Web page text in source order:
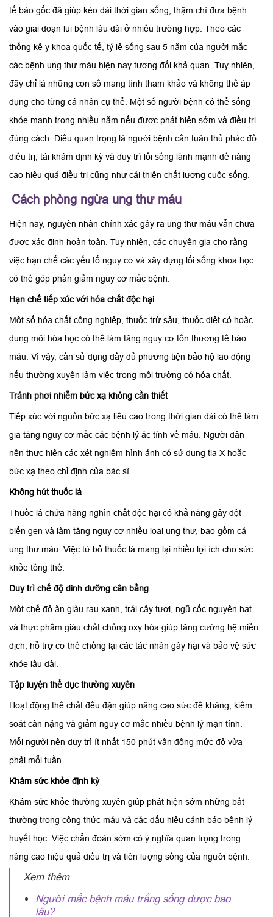
tế bào gốc đã giúp kéo dài thời gian sống, thậm chí đưa bệnh
vào giai đoạn lui bệnh lâu dài ở nhiều trường hợp. Theo các
thống kê y khoa quốc tế, tỷ lệ sống sau 5 năm của người mắc
các bệnh ung thư máu hiện nay tương đối khả quan. Tuy nhiên,
đây chỉ là những con số mang tính tham khảo và không thể áp
dụng cho từng cá nhân cụ thể. Một số người bệnh có thể sống
khỏe mạnh trong nhiều năm nếu được phát hiện sớm và điều trị
đúng cách. Điều quan trọng là người bệnh cần tuân thủ phác đồ
điều trị, tái khám định kỳ và duy trì lối sống lành mạnh để nâng
cao hiệu quả điều trị cũng như cải thiện chất lượng cuộc sống.
Cách phòng ngừa ung thư máu
Hiện nay, nguyên nhân chính xác gây ra ung thư máu vẫn chưa
được xác định hoàn toàn. Tuy nhiên, các chuyên gia cho rằng
việc hạn chế các yếu tố nguy cơ và xây dựng lối sống khoa học
có thể góp phần giảm nguy cơ mắc bệnh.
Hạn chế tiếp xúc với hóa chất độc hại
Một số hóa chất công nghiệp, thuốc trừ sâu, thuốc diệt cỏ hoặc
dung môi hóa học có thể làm tăng nguy cơ tổn thương tế bào
máu. Vì vậy, cần sử dụng đầy đủ phương tiện bảo hộ lao động
nếu thường xuyên làm việc trong môi trường có hóa chất.
Tránh phơi nhiễm bức xạ không cần thiết
Tiếp xúc với nguồn bức xạ liều cao trong thời gian dài có thể làm
gia tăng nguy cơ mắc các bệnh lý ác tính về máu. Người dân
nên thực hiện các xét nghiệm hình ảnh có sử dụng tia X hoặc
bức xạ theo chỉ định của bác sĩ.
Không hút thuốc lá
Thuốc lá chứa hàng nghìn chất độc hại có khả năng gây đột
biến gen và làm tăng nguy cơ nhiều loại ung thư, bao gồm cả
ung thư máu. Việc từ bỏ thuốc lá mang lại nhiều lợi ích cho sức
khỏe tổng thể.
Duy trì chế độ dinh dưỡng cân bằng
Một chế độ ăn giàu rau xanh, trái cây tươi, ngũ cốc nguyên hạt
và thực phẩm giàu chất chống oxy hóa giúp tăng cường hệ miễn
dịch, hỗ trợ cơ thể chống lại các tác nhân gây hại và bảo vệ sức
khỏe lâu dài.
Tập luyện thể dục thường xuyên
Hoạt động thể chất đều đặn giúp nâng cao sức đề kháng, kiểm
soát cân nặng và giảm nguy cơ mắc nhiều bệnh lý mạn tính.
Mỗi người nên duy trì ít nhất 150 phút vận động mức độ vừa
phải mỗi tuần.
Khám sức khỏe định kỳ
Khám sức khỏe thường xuyên giúp phát hiện sớm những bất
thường trong công thức máu và các dấu hiệu cảnh báo bệnh lý
huyết học. Việc chẩn đoán sớm có ý nghĩa quan trọng trong
nâng cao hiệu quả điều trị và tiên lượng sống của người bệnh.
Xem thêm
Người mắc bệnh máu trắng sống được bao
lâu?